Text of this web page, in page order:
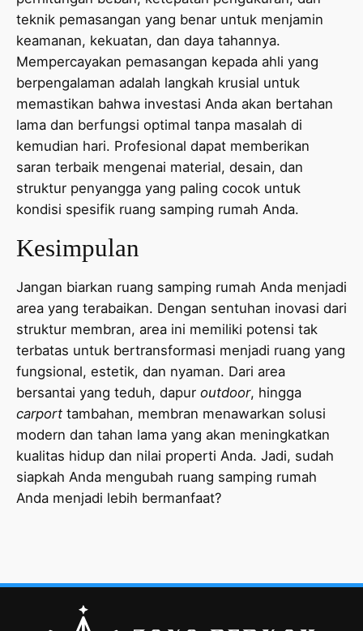
teknik pemasangan yang benar untuk menjamin
keamanan, kekuatan, dan daya tahannya.
Mempercayakan pemasangan kepada ahli yang
berpengalaman adalah langkah krusial untuk
memastikan bahwa investasi Anda akan bertahan
lama dan berfungsi optimal tanpa masalah di
kemudian hari. Profesional dapat memberikan
saran terbaik mengenai material, desain, dan
struktur penyangga yang paling cocok untuk
kondisi spesifik ruang samping rumah Anda.
Kesimpulan
Jangan biarkan ruang samping rumah Anda menjadi
area yang terabaikan. Dengan sentuhan inovasi dari
struktur membran, area ini memiliki potensi tak
terbatas untuk bertransformasi menjadi ruang yang
fungsional, estetik, dan nyaman. Dari area
bersantai yang teduh, dapur outdoor, hingga
carport tambahan, membran menawarkan solusi
modern dan tahan lama yang akan meningkatkan
kualitas hidup dan nilai properti Anda. Jadi, sudah
siapkah Anda mengubah ruang samping rumah
Anda menjadi lebih bermanfaat?